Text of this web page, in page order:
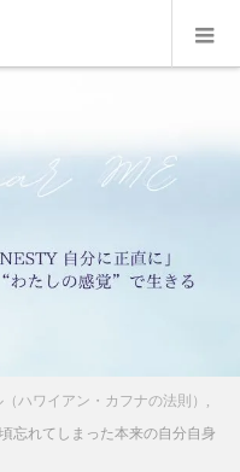
ハワイアン・カフナの法則） ,
忘れてしまった本来の自分自身